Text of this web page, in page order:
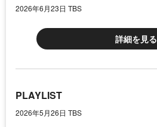
2026年6月23日 TBS
詳細を見る
PLAYLIST
2026年5月26日 TBS